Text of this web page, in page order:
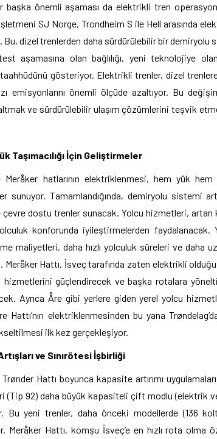
başka önemli aşaması da elektrikli tren
SJ Norge, Trondheim S ile Hell arasında
Bu, dizel trenlerden daha sürdürülebilir bir demiryolu
aşamasına olan bağlılığı, yeni teknolojiye
gösteriyor. Elektrikli trenler, dizel
emisyonlarını önemli ölçüde azaltıyor. Bu
ve sürdürülebilir ulaşım çözümlerini teşvik
Taşımacılığı İçin Geliştirmeler
Meråker hatlarının elektriklenmesi, hem yük hem
sunuyor. Tamamlandığında, demiryolu sistemi
çevre dostu trenler sunacak. Yolcu hizmetleri,
konforunda iyileştirmelerden faydalanacak.
maliyetleri, daha hızlı yolculuk süreleri ve daha
Meråker Hattı, İsveç tarafında zaten elektrikli
hizmetlerini güçlendirecek ve başka rotalara
Ayrıca Åre gibi yerlere giden yerel yolcu
Hattı’nın elektriklenmesinden bu yana
ilk kez gerçekleşiyor.
ve Sınırötesi İşbirliği
Trønder Hattı boyunca kapasite artırımı
(Tip 92) daha büyük kapasiteli çift modlu (elektrik
Bu yeni trenler, daha önceki modellerde (136
Meråker Hattı, komşu İsveç’e en hızlı rota olma